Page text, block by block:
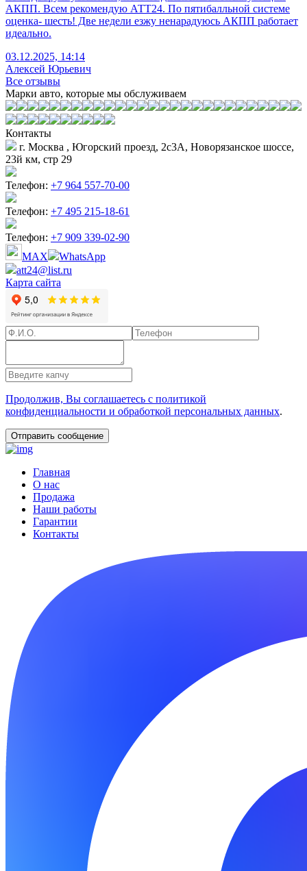
АКПП. Всем рекомендую АТТ24. По пятибалльной системе
оценка- шесть! Две недели езжу ненарадуюсь АКПП работает
идеально.
03.12.2025, 14:14
Алексей Юрьевич
Все отзывы
Марки авто, которые мы обслуживаем
Контакты
г. Москва , Югорский проезд, 2с3А, Новорязанское шоссе,
23й км, стр 29
Телефон: +7 964 557-70-00
Телефон: +7 495 215-18-61
Телефон: +7 909 339-02-90
MAX
WhatsApp
att24@list.ru
Карта сайта
Продолжив, Вы соглашаетесь с политикой
конфиденциальности и обработкой персональных данных.
Главная
О нас
Продажа
Наши работы
Гарантии
Контакты